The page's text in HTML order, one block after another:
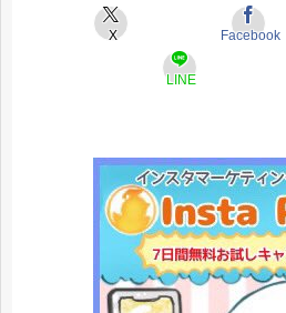
X Facebook
LINE